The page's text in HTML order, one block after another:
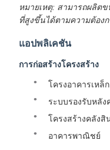
หมายเหตุ: สามารถผลิต
ที่สูงขึ้นได้ตามความต้องก
แอปพลิเคชัน
การก่อสร้างโครงสร้าง
โครงอาคารเหล็ก
ระบบรองรับหลัง
โครงสร้างคลังสิ
อาคารพาณิชย์